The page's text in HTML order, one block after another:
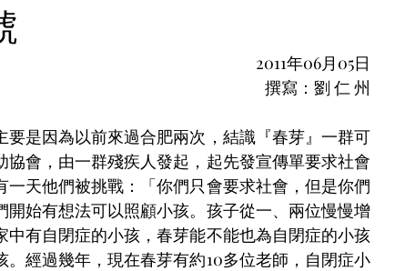
2011年06月05日
撰寫：劉 仁 州
是因為以前來過合肥兩次，結識『春芽』一群可
會，由一群殘疾人發起，起先發宣傳單要求社會
天他們被挑戰：「你們只會要求社會，但是你們
始有想法可以照顧小孩。孩子從一、兩位慢慢增
有自閉症的小孩，春芽能不能也為自閉症的小孩
經過幾年，現在春芽有約10多位老師，自閉症小